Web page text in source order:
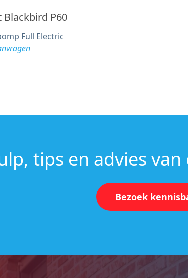
Blackbird P60
Full Electric
tips en advies
Bezoek